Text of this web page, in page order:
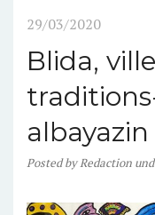
29/03/2020
Blida,
albayazin
PostedbyRedaction